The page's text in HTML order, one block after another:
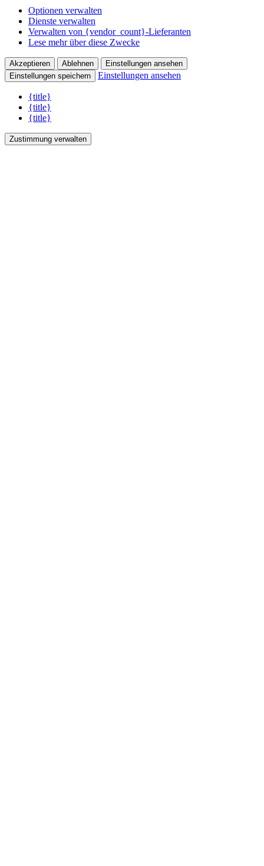
Optionen verwalten
Dienste verwalten
Verwalten von {vendor_count}-Lieferanten
Lese mehr über diese Zwecke
Akzeptieren Ablehnen
Einstellungen ansehen
Einstellungen speichern
Einstellungen ansehen
{title}
{title}
{title}
Zustimmung verwalten